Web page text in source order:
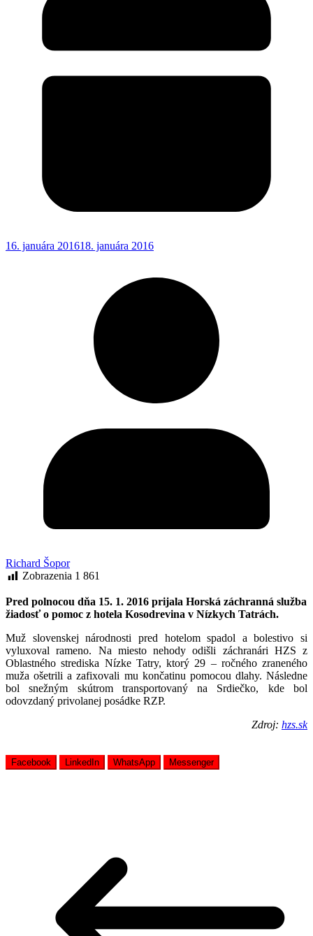
16. januára 201618. januára 2016
Richard Šopor
Zobrazenia 1 861
Pred polnocou dňa 15. 1. 2016 prijala Horská záchranná služba
žiadosť o pomoc z hotela Kosodrevina v Nízkych Tatrách.
Muž slovenskej národnosti pred hotelom spadol a bolestivo si
vyluxoval rameno. Na miesto nehody odišli záchranári HZS z
Oblastného strediska Nízke Tatry, ktorý 29 – ročného zraneného
muža ošetrili a zafixovali mu končatinu pomocou dlahy. Následne
bol snežným skútrom transportovaný na Srdiečko, kde bol
odovzdaný privolanej posádke RZP.
Zdroj: hzs.sk
Facebook LinkedIn WhatsApp Messenger